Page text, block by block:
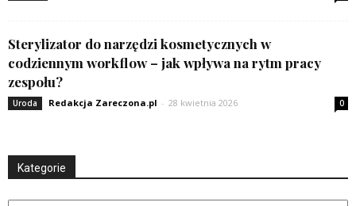
Sterylizator do narzędzi kosmetycznych w
codziennym workflow – jak wpływa na rytm pracy
zespołu?
Uroda Redakcja Zareczona.pl - 28 kwietnia 2026 0
Kategorie
Kategorie